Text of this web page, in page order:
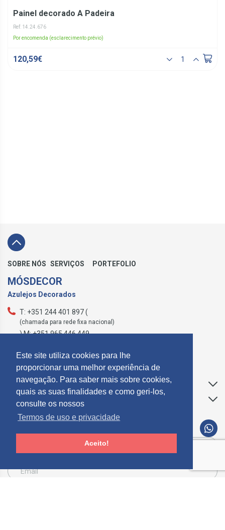
Este site utiliza cookies para lhe
proporcionar uma melhor experiência de
navegação. Para saber mais sobre cookies,
quais as suas finalidades e como geri-los,
consulte os nossos
Termos de uso e privacidade
Aceito!
Painel decorado A Padeira
Ref: 14.24.676
Por encomenda (esclarecimento prévio)
120,59€
SOBRE NÓS SERVIÇOS PORTEFOLIO
MÓSDECOR
Azulejos Decorados
T: +351 244 401 897 (
(chamada para rede fixa nacional)
) M: +351 965 446 449
Apoio ao Cliente
Informações
SUBCREVER NEWSLETTER